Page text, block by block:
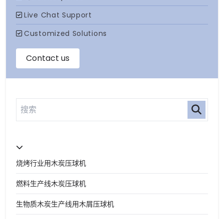
烧烤行业用木炭压球机
燃料生产线木炭压球机
生物质木炭生产线用木屑压球机